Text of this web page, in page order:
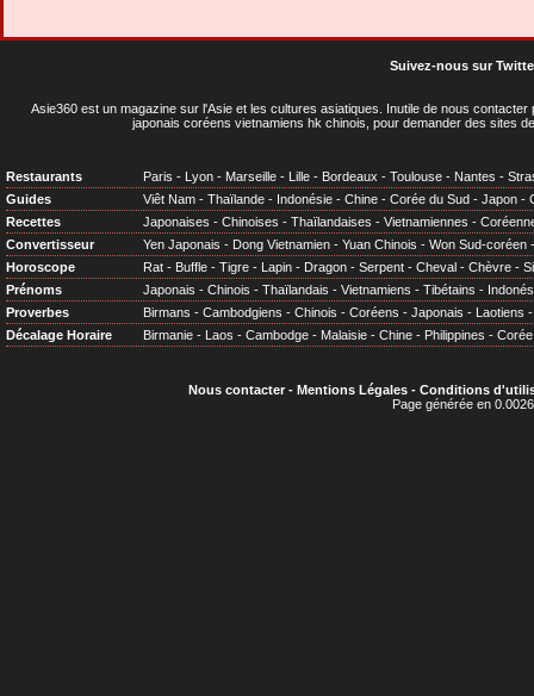
Suivez-nous sur
Asie360 est un magazine sur l'Asie et les cultures asiatiques . Inutile de nous
japonais coréens vietnamiens hk chinois, pour demander des sites
Restaurants Paris - Lyon - Marseille - Lille - Bordeaux - Toulouse - Nantes -
Guides
Viêt Nam - Thaïlande - Indonésie - Chine - Corée du Sud - Japon -
Recettes
Japonaises - Chinoises - Thaïlandaises - Vietnamiennes -
Convertisseur
Yen Japonais - Dong Vietnamien - Yuan Chinois - Won Sud-coréen
Horoscope
Rat - Buffle - Tigre - Lapin - Dragon - Serpent - Cheval - Chèvre -
Prénoms
Japonais - Chinois - Thaïlandais - Vietnamiens - Tibétains -
Proverbes
Birmans - Cambodgiens - Chinois - Coréens - Japonais - Laotiens
Décalage Horaire
Birmanie - Laos - Cambodge - Malaisie - Chine - Philippines - Corée
Nous contacter- Mentions Légales- Conditions
Page générée en